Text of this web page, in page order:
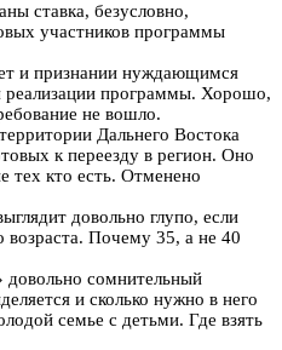
ставка, безусловно,
участников программы
и признании нуждающимся
реализации программы. Хорошо,
не вошло.
Дальнего Востока
к переезду в регион. Оно
тех кто есть. Отменено
довольно глупо, если
возраста. Почему 35, а не 40
довольно сомнительный
и сколько нужно в него
семье с детьми. Где взять